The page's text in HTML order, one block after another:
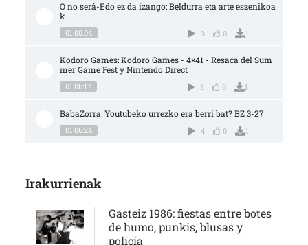
O no será-Edo ez da izango: Beldurra eta arte eszenikoa
k
01:00:04 3 0 1
Kodoro Games: Kodoro Games - 4×41 - Resaca del Sum
mer Game Fest y Nintendo Direct
01:06:17 3 0 1
BabaZorra: Youtubeko urrezko era berri bat? BZ 3-27
01:06:24 4 0 1
Irakurrienak
Gasteiz 1986: fiestas entre botes
de humo, punkis, blusas y
policía